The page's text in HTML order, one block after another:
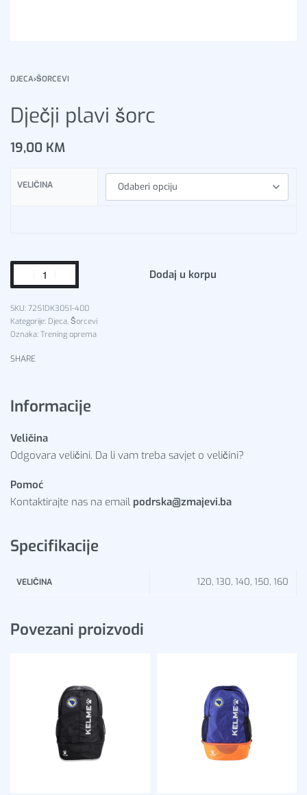
DJECA›ŠORCEVI
Dječji plavi šorc
19,00 KM
VELIČINA
Dodaj u korpu
7251DK3051-400
Kategorije: Djeca, Šorcevi
Oznaka: Trening oprema
SHARE
Informacije
Veličina
Odgovara veličini. Da li vam treba savjet o veličini?
Pomoć
Kontaktirajte nas na email podrska@zmajevi.ba
Specifikacije
VELIČINA 120, 130, 140, 150, 160
Povezani proizvodi